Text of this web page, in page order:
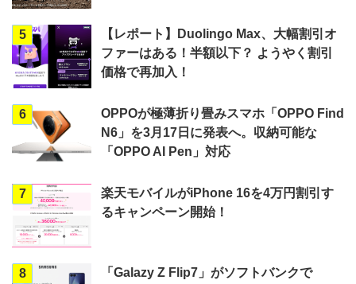
5
【レポート】Duolingo Max、大幅割引オ
ファーはある！半額以下？ ようやく割引
価格で再加入！
6
OPPOが極薄折り畳みスマホ「OPPO Find
N6」を3月17日に発表へ。収納可能な
「OPPO AI Pen」対応
7
楽天モバイルがiPhone 16を4万円割引す
るキャンペーン開始！
8
「Galazy Z Flip7」がソフトバンクで